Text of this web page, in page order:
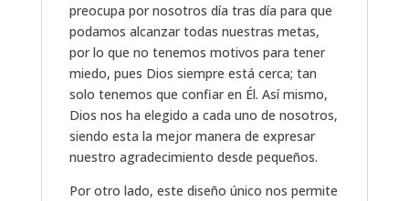
preocupa por nosotros día tras día para que
podamos alcanzar todas nuestras metas,
por lo que no tenemos motivos para tener
miedo, pues Dios siempre está cerca; tan
solo tenemos que confiar en Él. Así mismo,
Dios nos ha elegido a cada uno de nosotros,
siendo esta la mejor manera de expresar
nuestro agradecimiento desde pequeños.
Por otro lado, este diseño único nos permite